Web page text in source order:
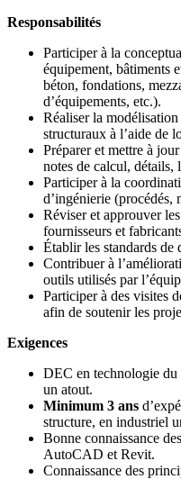
Responsabilités
Participer à la
équipement, bâtiments
béton, fondations,
d’équipements, etc.).
Réaliser la
structuraux à l’aide de
Préparer et mettre à
notes de calcul, détails,
Participer à la
d’ingénierie (procédés,
Réviser et approuver
fournisseurs et
Établir les standards de
Contribuer à
outils utilisés par
Participer à des visites
afin de soutenir les
Exigences
DEC en technologie
un atout.
Minimum 3 ans
structure, en industriel
Bonne connaissance
AutoCAD et Revit.
Connaissance des